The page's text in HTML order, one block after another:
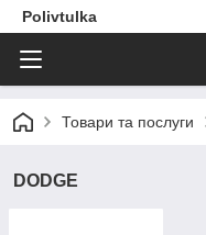
Polivtulka
Товари та послуги
DODGE